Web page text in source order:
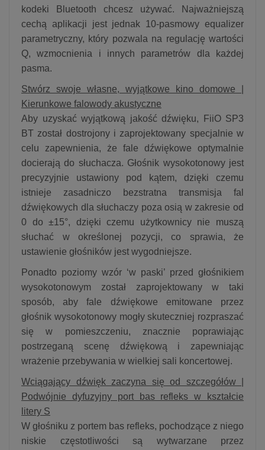
kodeki Bluetooth chcesz używać. Najważniejszą
cechą aplikacji jest jednak 10-pasmowy equalizer
parametryczny, który pozwala na regulację wartości
Q, wzmocnienia i innych parametrów dla każdej
pasma.
Stwórz swoje własne, wyjątkowe kino domowe |
Kierunkowe falowody akustyczne
Aby uzyskać wyjątkową jakość dźwięku, FiiO SP3
BT został dostrojony i zaprojektowany specjalnie w
celu zapewnienia, że fale dźwiękowe optymalnie
docierają do słuchacza. Głośnik wysokotonowy jest
precyzyjnie ustawiony pod kątem, dzięki czemu
istnieje zasadniczo bezstratna transmisja fal
dźwiękowych dla słuchaczy poza osią w zakresie od
0 do ±15°, dzięki czemu użytkownicy nie muszą
słuchać w określonej pozycji, co sprawia, że
ustawienie głośników jest wygodniejsze.
Ponadto poziomy wzór ‘w paski’ przed głośnikiem
wysokotonowym został zaprojektowany w taki
sposób, aby fale dźwiękowe emitowane przez
głośnik wysokotonowy mogły skuteczniej rozpraszać
się w pomieszczeniu, znacznie poprawiając
postrzeganą scenę dźwiękową i zapewniając
wrażenie przebywania w wielkiej sali koncertowej.
Wciągający dźwięk zaczyna się od szczegółów |
Podwójnie dyfuzyjny port bas refleks w kształcie
litery S
W głośniku z portem bas refleks, pochodzące z niego
niskie częstotliwości są wytwarzane przez